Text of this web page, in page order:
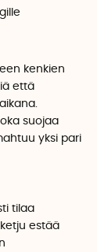
kenkien
että
suojaa
yksi pari
tilaa
estää